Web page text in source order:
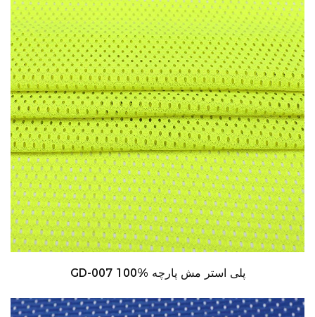
GD-007 100% پلی استر مش پارچه